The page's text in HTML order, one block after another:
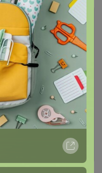
задать вопрос
на сайте
минуты